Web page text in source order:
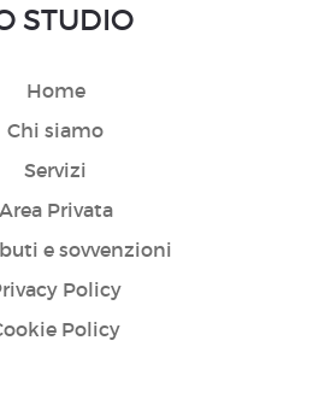
STUDIO
Home
Chi siamo
Servizi
Area Privata
e sovvenzioni
Policy
Policy